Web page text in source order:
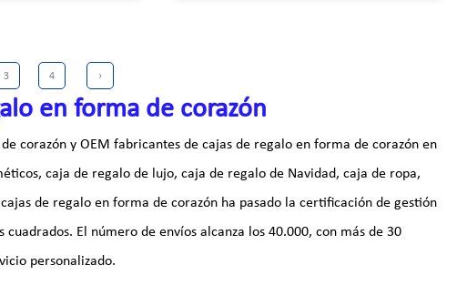
3 4 ›
en forma de corazón
corazón yOEM fabricantes de cajas de regalo en forma de corazón en
caja de regalo de lujo, caja de regalo de Navidad, caja de ropa,
cajas de regalo en forma de corazón ha pasado la certificación de gestión
El número de envíos alcanza los 40.000, con más de 30
personalizado.